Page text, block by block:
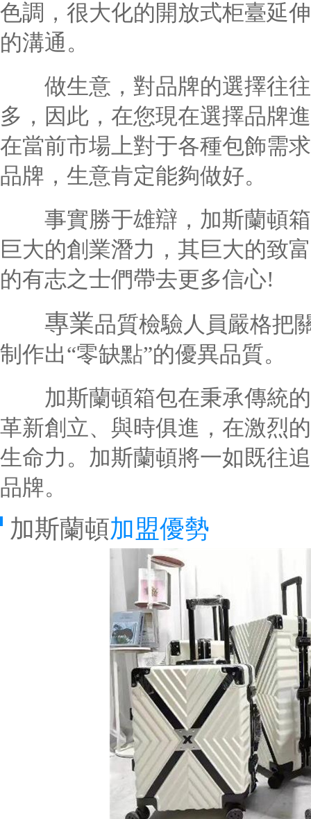
色調，很大化的開放式柜臺延
的溝通。
做生意，對品牌的選擇往往
多，因此，在您現在選擇品牌
在當前市場上對于各種包飾需
品牌，生意肯定能夠做好。
事實勝于雄辯，加斯蘭頓箱
巨大的創業潛力，其巨大的致
的有志之士們帶去更多信心!
專業品質檢驗人員嚴格把
制作出“零缺點”的優異品質。
加斯蘭頓箱包在秉承傳統的
革新創立、與時俱進，在激烈
生命力。加斯蘭頓將一如既往
品牌。
加斯蘭頓加盟優勢